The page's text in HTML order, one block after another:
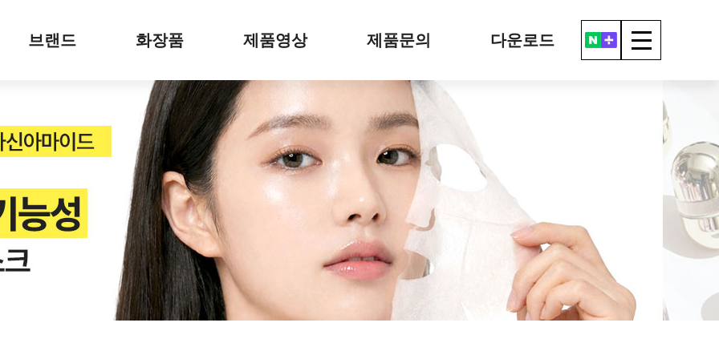
브랜드 화장품 제품영상 제품문의 다운로드